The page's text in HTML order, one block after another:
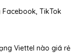
Facebook, TikTok
Viettel nào giá rẻ